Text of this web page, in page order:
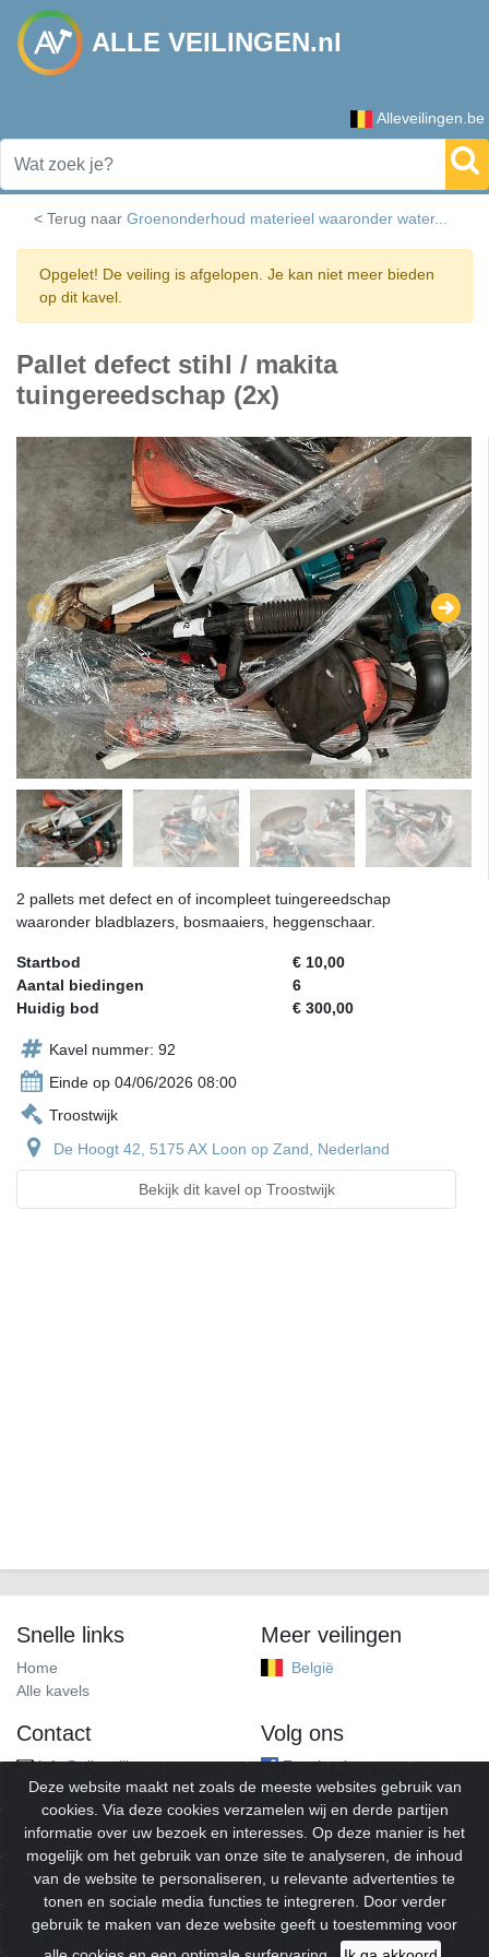
ALLE VEILINGEN.nl
Alleveilingen.be
< Terug naar Groenonderhoud materieel waaronder water...
Opgelet! De veiling is afgelopen. Je kan niet meer bieden
op dit kavel.
Pallet defect stihl / makita
tuingereedschap (2x)
2 pallets met defect en of incompleet tuingereedschap
waaronder bladblazers, bosmaaiers, heggenschaar.
Startbod
€ 10,00
Aantal biedingen
6
Huidig bod
€ 300,00
Kavel nummer: 92
Einde op 04/06/2026 08:00
Troostwijk
De Hoogt 42, 5175 AX Loon op Zand, Nederland
Bekijk dit kavel op Troostwijk
Snelle links
Home
Alle kavels
Meer veilingen
België
Contact
info@alleveilingen.net
Volg ons
Facebook
© 2026Alleveilingen.Alle rechten voorbehouden.
Deze website maakt net zoals de meeste websites gebruik van
cookies. Via deze cookies verzamelen wij en derde partijen
informatie over uw bezoek en interesses. Op deze manier is het
mogelijk om het gebruik van onze site te analyseren, de inhoud
van de website te personaliseren, u relevante advertenties te
tonen en sociale media functies te integreren. Door verder
gebruik te maken van deze website geeft u toestemming voor